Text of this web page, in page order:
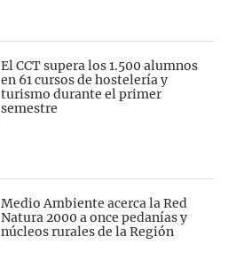
El CCT supera los 1.500 alumnos
en 61 cursos de hostelería y
turismo durante el primer
semestre
Medio Ambiente acerca la Red
Natura 2000 a once pedanías y
núcleos rurales de la Región